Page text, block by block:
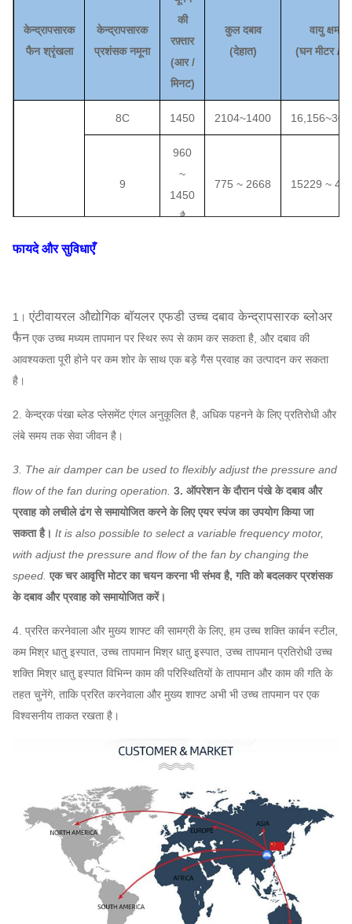
केन्द्रापसारक
फैन श्रृंखला
केन्द्रापसारक
प्रशंसक नमूना
की
रफ़्तार
(आर /
मिनट)
कुल दबाव
(देहात)
वायु क्षमता
(घन मीटर /
4-10
8C 1450 2104~1400 16,156~
9
960
~
1450
है
775 ~ 2668 15229 ~
21144
80,570
25661 ~
14C
~
1086 ~
6541
43,591
~166,100
16C
580
~
895 ~ 3709
51699 ~
18C
580
~
960
1133 ~
4710
73610 ~
233730
20C
580
960
है
5837
480
~
960
1216 ~
6865
फायदे और सुविधाएँ
1। एंटीवायरल औद्योगिक बॉयलर एफडी उच्च दबाव केन्द्रापसारक ब्लोअर
फैनएक उच्च मध्यम तापमान पर स्थिर रूप से काम कर सकता है, और दबाव की
आवश्यकता पूरी होने पर कम शोर के साथ एक बड़े गैस प्रवाह का उत्पादन कर सकता
है।
2. केन्द्रक पंखा ब्लेड प्लेसमेंट एंगल अनुकूलित है, अधिक पहनने के लिए प्रतिरोधी और
लंबे समय तक सेवा जीवन है।
3. The air damper can be used to flexibly adjust the pressure and
flow of the fan during operation. 3. ऑपरेशन के दौरान पंखे के दबाव और
प्रवाह को लचीले ढंग से समायोजित करने के लिए एयर स्पंज का उपयोग किया जा
सकता है। It is also possible to select a variable frequency motor,
with adjust the pressure and flow of the fan by changing the
speed. एक चर आवृत्ति मोटर का चयन करना भी संभव है, गति को बदलकर प्रशंसक
के दबाव और प्रवाह को समायोजित करें।
4. प्ररित करनेवाला और मुख्य शाफ्ट की सामग्री के लिए, हम उच्च शक्ति कार्बन स्टील,
कम मिश्र धातु इस्पात, उच्च तापमान मिश्र धातु इस्पात, उच्च तापमान प्रतिरोधी उच्च
शक्ति मिश्र धातु इस्पात विभिन्न काम की परिस्थितियों के तापमान और काम की गति के
तहत चुनेंगे, ताकि प्ररित करनेवाला और मुख्य शाफ्ट अभी भी उच्च तापमान पर एक
विश्वसनीय ताकत रखता है।